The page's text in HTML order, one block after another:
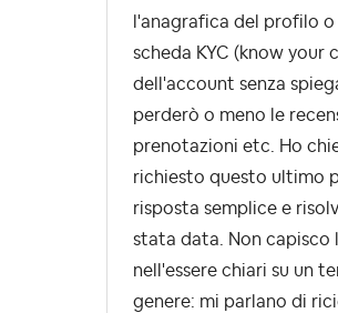
l'anagrafica del profilo
scheda KYC (know your
dell'account senza
perderò o meno le
prenotazioni etc. Ho
richiesto questo ultimo
risposta semplice e
stata data. Non capisco
nell'essere chiari su un
genere: mi parlano di